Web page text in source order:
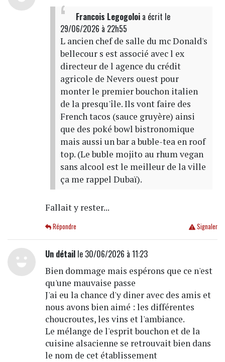
Francois Legogoloia écrit le
29/06/2026 à 22h55
L ancien chef de salle du mc Donald's
bellecour s est associé avec l ex
directeur de l agence du crédit
agricole de Nevers ouest pour
monter le premier bouchon italien
de la presqu'île. Ils vont faire des
French tacos (sauce gruyère) ainsi
que des poké bowl bistronomique
mais aussi un bar a buble-tea en roof
top. (Le buble mojito au rhum vegan
sans alcool est le meilleur de la ville
ça me rappel Dubaï).
Fallait y rester...
Signaler
Répondre
Un détaille 30/06/2026 à 11:23
Bien dommage mais espérons que ce n'est
qu'une mauvaise passe
J'ai eu la chance d'y diner avec des amis et
nous avons bien aimé : les différentes
choucroutes, les vins et l'ambiance.
Le mélange de l'esprit bouchon et de la
cuisine alsacienne se retrouvait bien dans
le nom de cet établissement